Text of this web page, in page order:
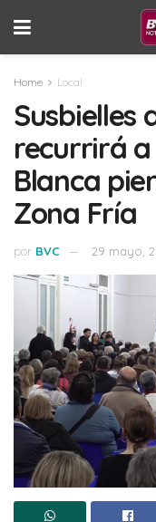
Home Local
Susbielles
recurrirá a
Blanca
Zona Fría
por BVC 29 mayo,